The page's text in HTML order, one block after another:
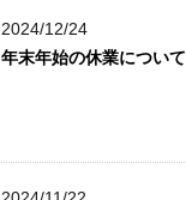
2024/12/24
年末年始の休業について